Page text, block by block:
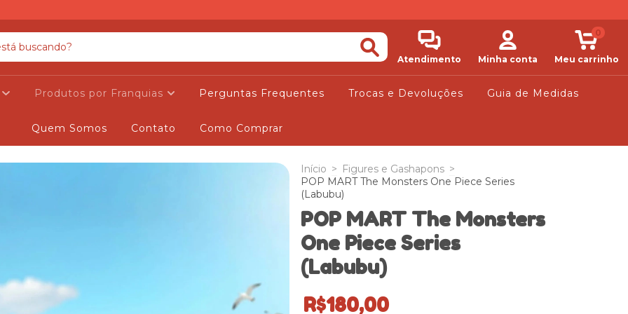
Atendimento Minha conta Meu carrinho
0
Produtos por Franquias Perguntas Frequentes Trocas e Devoluções Guia de Medidas
Quem Somos Contato Como Comprar
Início > Figures e Gashapons >
POP MART The Monsters One Piece Series
(Labubu)
POP MART The Monsters
One Piece Series
(Labubu)
R$180,00